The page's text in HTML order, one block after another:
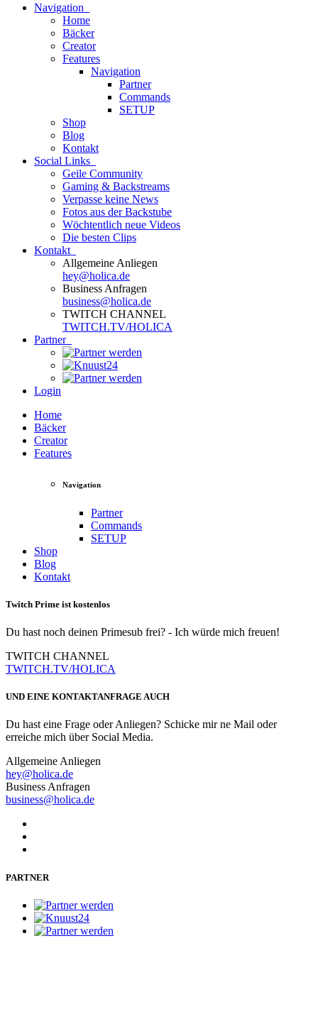
Navigation
Home
Bäcker
Creator
Features
Navigation
Partner
Commands
SETUP
Shop
Blog
Kontakt
Social Links
Geile Community
Gaming & Backstreams
Verpasse keine News
Fotos aus der Backstube
Wöchtentlich neue Videos
Die besten Clips
Kontakt
Allgemeine Anliegen
hey@holica.de
Business Anfragen
business@holica.de
TWITCH CHANNEL
TWITCH.TV/HOLICA
Partner
Login
Home
Bäcker
Creator
Features
Navigation
Partner
Commands
SETUP
Shop
Blog
Kontakt
Twitch Prime ist kostenlos
Du hast noch deinen Primesub frei? - Ich würde mich freuen!
TWITCH CHANNEL
TWITCH.TV/HOLICA
UND EINE KONTAKTANFRAGE AUCH
Du hast eine Frage oder Anliegen? Schicke mir ne Mail oder
erreiche mich über Social Media.
Allgemeine Anliegen
hey@holica.de
Business Anfragen
business@holica.de
PARTNER